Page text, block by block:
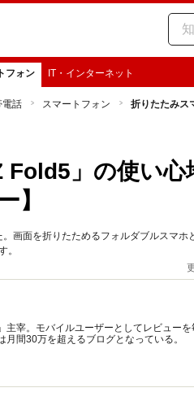
フォン IT・インターネット
電話 スマートフォン 折りたたみス
」の使い心
】
画面を折りたためるフォルダブルスマホ
。
宰。モバイルユーザーとしてレビュー
間30万を超えるブログとなっている。